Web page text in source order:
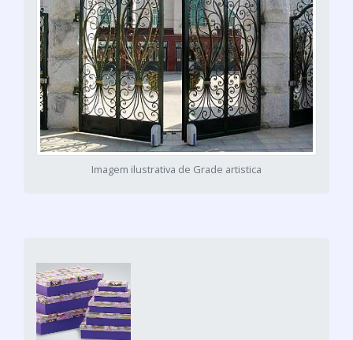
Imagem ilustrativa de Grade artistica